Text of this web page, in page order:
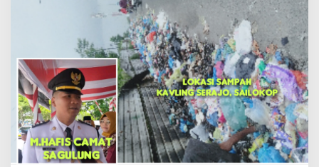
a
g
u
l
u
n
g
,
A
b